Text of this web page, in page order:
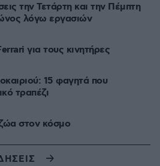
την Τετάρτη και την Πέμπτη
λόγω εργασιών
για τους κινητήρες
15 φαγητά που
τραπέζι
στον κόσμο